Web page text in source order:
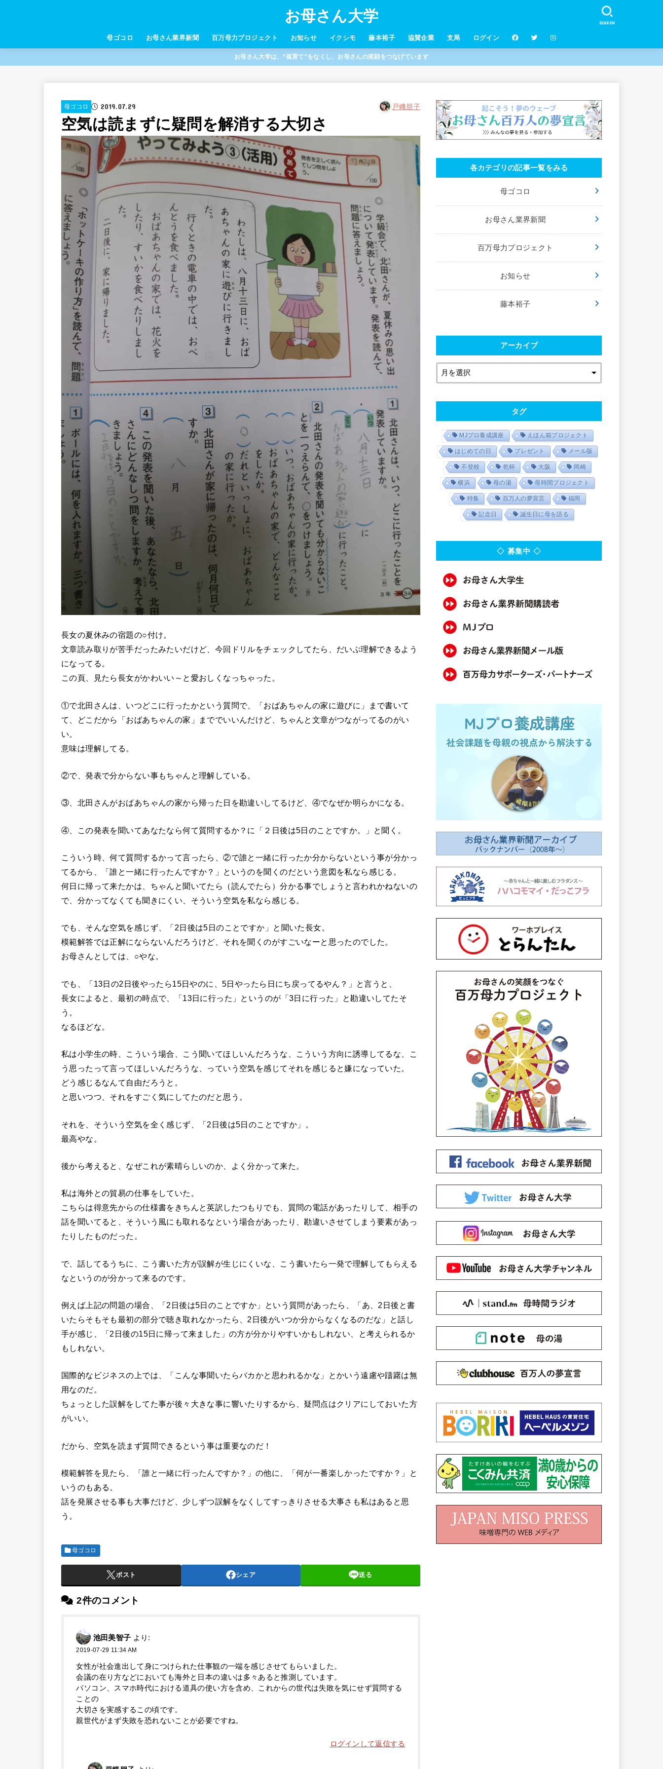
お母さん大学
母ゴコロ お母さん業界新聞 百万母力プロジェクト お知らせ イクシモ 藤本裕子 協賛企業 支局 ログイン
SEARCH
お母さん大学は、“孤育て”をなくし、お母さんの笑顔をつなげています
母ゴコロ 2019.07.29 戸﨑朋子
空気は読まずに疑問を解消する大切さ
長女の夏休みの宿題の○付け。
文章読み取りが苦手だったみたいだけど、今回ドリルをチェックしてたら、だいぶ理解できるよう
になってる。
この頁、見たら長女がかわいい～と愛おしくなっちゃった。
①で北田さんは、いつどこに行ったかという質問で、「おばあちゃんの家に遊びに」まで書いて
て、どこだから「おばあちゃんの家」まででいいんだけど、ちゃんと文章がつながってるのがい
い。
意味は理解してる。
②で、発表で分からない事もちゃんと理解している。
③、北田さんがおばあちゃんの家から帰った日を勘違いしてるけど、④でなぜか明らかになる。
④、この発表を聞いてあなたなら何て質問するか？に「２日後は5日のことですか。」と聞く。
こういう時、何て質問するかって言ったら、②で誰と一緒に行ったか分からないという事が分かっ
てるから、「誰と一緒に行ったんですか？」というのを聞くのだという意図を私なら感じる。
何日に帰って来たかは、ちゃんと聞いてたら（読んでたら）分かる事でしょうと言われかねないの
で、分かってなくても聞きにくい、そういう空気を私なら感じる。
でも、そんな空気を感じず、「2日後は5日のことですか」と聞いた長女。
模範解答では正解にならないんだろうけど、それを聞くのがすごいなーと思ったのでした。
お母さんとしては、○やな。
でも、「13日の2日後やったら15日やのに、5日やったら日にち戻ってるやん？」と言うと、
長女によると、最初の時点で、「13日に行った」というのが「3日に行った」と勘違いしてたそ
う。
なるほどな。
私は小学生の時、こういう場合、こう聞いてほしいんだろうな、こういう方向に誘導してるな、こ
う思ったって言ってほしいんだろうな、っていう空気を感じてそれを感じると嫌になっていた。
どう感じるなんて自由だろうと。
と思いつつ、それをすごく気にしてたのだと思う。
それを、そういう空気を全く感じず、「2日後は5日のことですか」。
最高やな。
後から考えると、なぜこれが素晴らしいのか、よく分かって来た。
私は海外との貿易の仕事をしていた。
こちらは得意先からの仕様書をきちんと英訳したつもりでも、質問の電話があったりして、相手の
話を聞いてると、そういう風にも取れるなという場合があったり、勘違いさせてしまう要素があっ
たりしたものだった。
で、話してるうちに、こう書いた方が誤解が生じにくいな、こう書いたら一発で理解してもらえる
なというのが分かって来るのです。
例えば上記の問題の場合、「2日後は5日のことですか」という質問があったら、「あ、2日後と書
いたらそもそも最初の部分で聴き取れなかったら、2日後がいつか分からなくなるのだな」と話し
手が感じ、「2日後の15日に帰って来ました」の方が分かりやすいかもしれない、と考えられるか
もしれない。
国際的なビジネスの上では、「こんな事聞いたらバカかと思われるかな」とかいう遠慮や躊躇は無
用なのだ。
ちょっとした誤解をしてた事が後々大きな事に響いたりするから、疑問点はクリアにしておいた方
がいい。
だから、空気を読まず質問できるという事は重要なのだ！
模範解答を見たら、「誰と一緒に行ったんですか？」の他に、「何が一番楽しかったですか？」と
いうのもある。
話を発展させる事も大事だけど、少しずつ誤解をなくしてすっきりさせる大事さも私はあると思
う。
母ゴコロ
ポスト シェア 送る
2件のコメント
池田美智子 より:
2019-07-29 11:34 AM
女性が社会進出して身につけられた仕事観の一端を感じさせてもらいました。
会議の在り方などにおいても海外と日本の違いは多々あると推測しています。
パソコン、スマホ時代における道具の使い方を含め、これからの世代は失敗を気にせず質問する
ことの
大切さを実感するこの頃です。
親世代がまず失敗を恐れないことが必要ですね。
ログインして返信する
各カテゴリの記事一覧をみる
母ゴコロ
お母さん業界新聞
百万母力プロジェクト
お知らせ
藤本裕子
アーカイブ
タグ
MJプロ養成講座 えほん箱プロジェクト
はじめての日 プレゼント メール版
不登校 乾杯 大阪 岡崎
横浜 母の湯 母時間プロジェクト
特集 百万人の夢宣言 福岡
記念日 誕生日に母を語る
◇ 募集中 ◇